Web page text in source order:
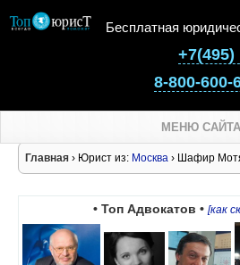
Бесплатная
+7(495)
8-800-600-
МЕНЮ САЙТА
Главная › Юрист из: Москва › Шафир
• Топ Адвокатов • [как